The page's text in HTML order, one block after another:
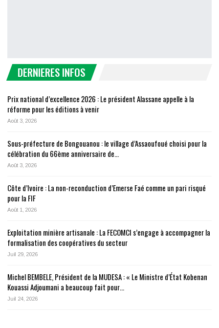
DERNIERES INFOS
Prix national d’excellence 2026 : Le président Alassane appelle à la
réforme pour les éditions à venir
Août 3, 2026
Sous-préfecture de Bongouanou : le village d’Assaoufoué choisi pour la
célébration du 66ème anniversaire de…
Août 3, 2026
Côte d’Ivoire : La non-reconduction d’Emerse Faé comme un pari risqué
pour la FIF
Août 1, 2026
Exploitation minière artisanale : La FECOMCI s’engage à accompagner la
formalisation des coopératives du secteur
Juil 29, 2026
Michel BEMBELE, Président de la MUDESA : « Le Ministre d’État Kobenan
Kouassi Adjoumani a beaucoup fait pour…
Juil 24, 2026